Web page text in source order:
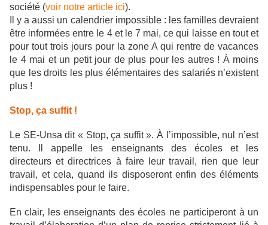
société (voir notre article ici).
Il y a aussi un calendrier impossible : les familles devraient
être informées entre le 4 et le 7 mai, ce qui laisse en tout et
pour tout trois jours pour la zone A qui rentre de vacances
le 4 mai et un petit jour de plus pour les autres ! À moins
que les droits les plus élémentaires des salariés n’existent
plus !
Stop, ça suffit !
Le SE-Unsa dit « Stop, ça suffit ». À l’impossible, nul n’est
tenu. Il appelle les enseignants des écoles et les
directeurs et directrices à faire leur travail, rien que leur
travail, et cela, quand ils disposeront enfin des éléments
indispensables pour le faire.
En clair, les enseignants des écoles ne participeront à un